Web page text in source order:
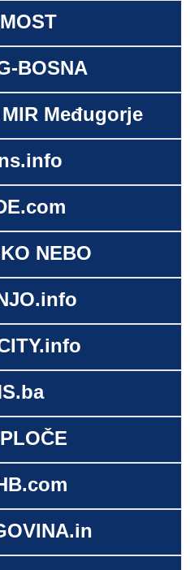
BOSNA
Međugorje
NEBO